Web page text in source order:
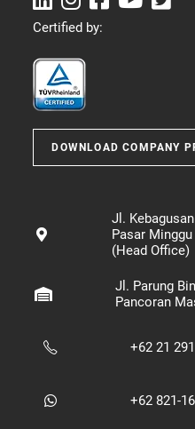
Certified by:
DOWNLOAD COMPANY
Jl.
Pasar
(Head Office)
Jl. Parung
Pancoran
+62 21
+62 821-